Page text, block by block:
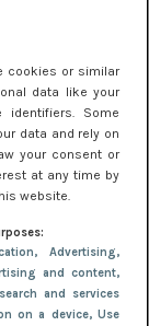
cookies or similar
data like your
Some
data and rely on
your consent or
at any time by
website.
, Advertising,
and content,
and services
on a device, Use
is